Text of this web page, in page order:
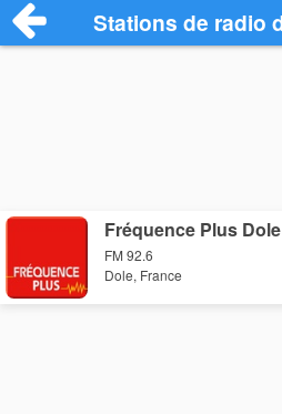
Stations de radio
Fréquence Plus Dole
FM 92.6
Dole, France